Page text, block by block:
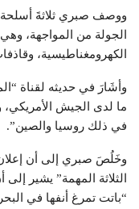
ووصف صبري ثلاثةَ أسلحة
الجولة من المواجهة،
الكهرومغناطيسية، وقاذفات البي
وأشَارَ في حديثه لقناة
ما لدى الجيش الأمريكي،
في ذلك روسيا والصين”.
وخَلُصَ صبري إلى أن
الثلاثة المهمة” يشير
“باتت تمرغ أنفها في